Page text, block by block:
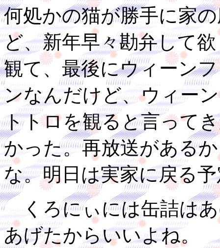
何処かの猫が勝手に家
ど、新年早々勘弁して
観て、最後にウィーン
ンなんだけど、ウィー
トトロを観ると言って
かった。再放送がある
な。明日は実家に戻る
くろにぃには缶詰はあ
あげたからいいよね。